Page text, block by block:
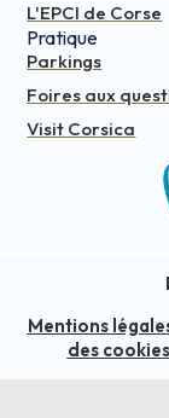
L'EPCI de Corse
Pratique
Parkings
Foires aux
Visit Corsica
Mentions
des cookies